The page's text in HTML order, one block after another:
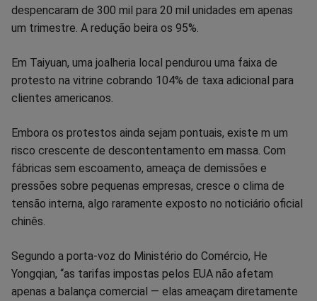
despencaram de 300 mil para 20 mil unidades em apenas
um trimestre. A redução beira os 95%.
Em Taiyuan, uma joalheria local pendurou uma faixa de
protesto na vitrine cobrando 104% de taxa adicional para
clientes americanos.
Embora os protestos ainda sejam pontuais, existe m um
risco crescente de descontentamento em massa. Com
fábricas sem escoamento, ameaça de demissões e
pressões sobre pequenas empresas, cresce o clima de
tensão interna, algo raramente exposto no noticiário oficial
chinês.
Segundo a porta-voz do Ministério do Comércio, He
Yongqian, “as tarifas impostas pelos EUA não afetam
apenas a balança comercial — elas ameaçam diretamente